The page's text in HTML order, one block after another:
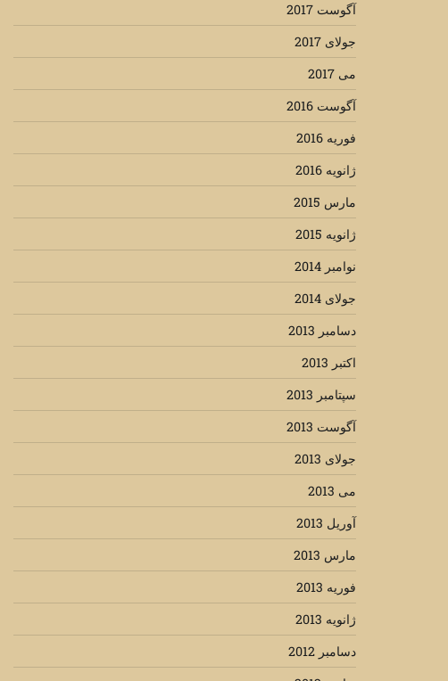
آگوست 2017
جولای 2017
می 2017
آگوست 2016
فوریه 2016
ژانویه 2016
مارس 2015
ژانویه 2015
نوامبر 2014
جولای 2014
دسامبر 2013
اکتبر 2013
سپتامبر 2013
آگوست 2013
جولای 2013
می 2013
آوریل 2013
مارس 2013
فوریه 2013
ژانویه 2013
دسامبر 2012